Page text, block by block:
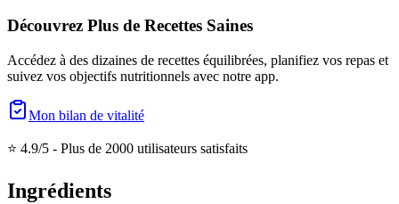
Découvrez Plus de Recettes Saines
Accédez à des dizaines de recettes équilibrées, planifiez vos repas et
suivez vos objectifs nutritionnels avec notre app.
Mon bilan de vitalité
⭐ 4.9/5 - Plus de 2000 utilisateurs satisfaits
Ingrédients